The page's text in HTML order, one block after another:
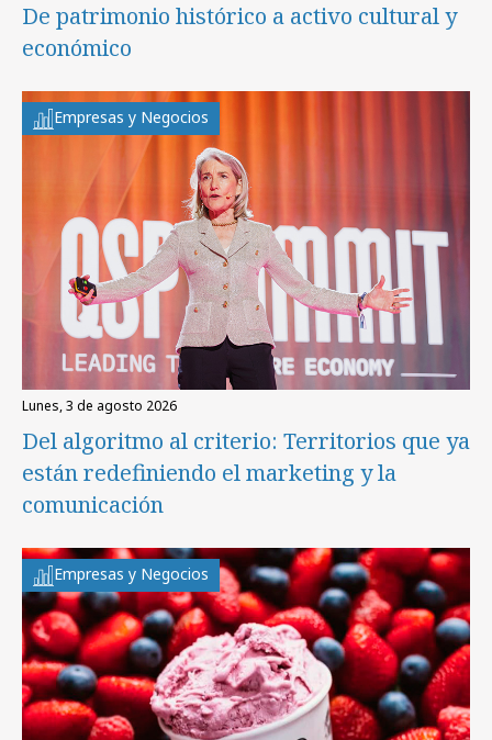
De patrimonio histórico a activo cultural y
económico
Empresas y Negocios
lunes, 3 de agosto 2026
Del algoritmo al criterio: Territorios que ya
están redefiniendo el marketing y la
comunicación
Empresas y Negocios